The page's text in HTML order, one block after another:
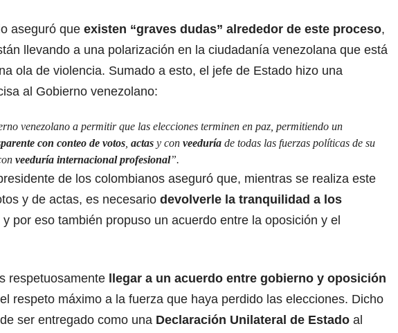
aseguró que existen “graves dudas” alrededor de este proceso,
llevando a una polarización en la ciudadanía venezolana que está
ola de violencia. Sumado a esto, el jefe de Estado hizo una
al Gobierno venezolano:
venezolano a permitir que las elecciones terminen en paz, permitiendo un
con conteo de votos actas y con veeduría de todas las fuerzas políticas de su
veeduría internacional profesional”.
de los colombianos aseguró que, mientras se realiza este
y de actas, es necesario devolverle la tranquilidad a los
y por eso también propuso un acuerdo entre la oposición y el
respetuosamente
llegar a un acuerdo entre gobierno y oposición
respeto máximo a la fuerza que haya perdido las elecciones. Dicho
ser entregado como una Declaración Unilateral de Estado al